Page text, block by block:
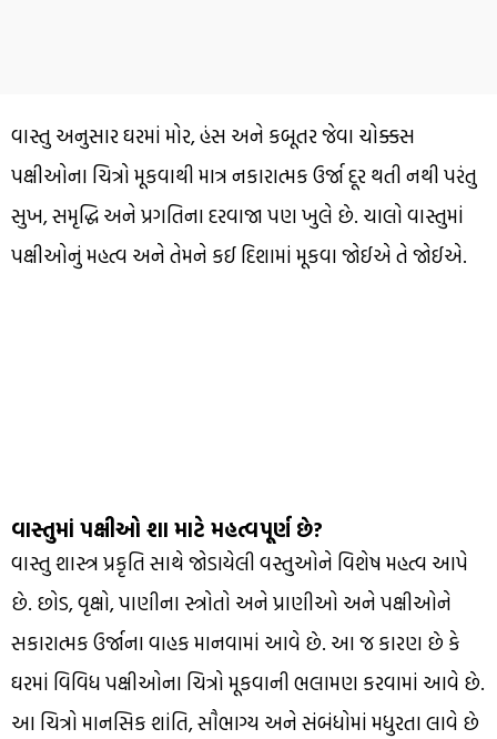
વાસ્તુ અનુસાર ઘરમાં મોર, હંસ અને કબૂતર જેવા ચોક્કસ
પક્ષીઓના ચિત્રો મૂકવાથી માત્ર નકારાત્મક ઉર્જા દૂર થતી નથી પરંતુ
સુખ, સમૃદ્ધિ અને પ્રગતિના દરવાજા પણ ખુલે છે. ચાલો વાસ્તુમાં
પક્ષીઓનું મહત્વ અને તેમને કઈ દિશામાં મૂકવા જોઈએ તે જોઈએ.
વાસ્તુમાં પક્ષીઓ શા માટે મહત્વપૂર્ણ છે?
વાસ્તુ શાસ્ત્ર પ્રકૃતિ સાથે જોડાયેલી વસ્તુઓને વિશેષ મહત્વ આપે
છે. છોડ, વૃક્ષો, પાણીના સ્ત્રોતો અને પ્રાણીઓ અને પક્ષીઓને
સકારાત્મક ઉર્જાના વાહક માનવામાં આવે છે. આ જ કારણ છે કે
ઘરમાં વિવિધ પક્ષીઓના ચિત્રો મૂકવાની ભલામણ કરવામાં આવે છે.
આ ચિત્રો માનસિક શાંતિ, સૌભાગ્ય અને સંબંધોમાં મધુરતા લાવે છે